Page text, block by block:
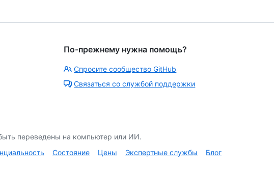
По-прежнему нужна помощь?
Спросите сообщество GitHub
Связаться со службой поддержки
переведены на компьютер или ИИ.
Состояние Цены Экспертные службы Блог